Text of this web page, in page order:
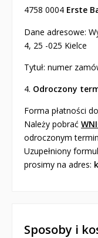
4758 0004 Erste
Dane adresowe:
4, 25 -025 Kielce
Tytuł: numer
4. Odroczony
Forma płatności
Należy pobrać
odroczonym
Uzupełniony
prosimy na adres:
Sposoby i